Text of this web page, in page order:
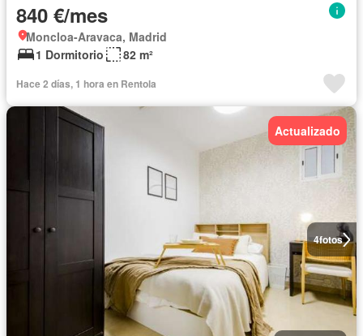
840 €/mes
Moncloa-Aravaca, Madrid
1 Dormitorio
82 m²
Hace 2 días, 1 hora en Rentola
4fotos
Actualizado